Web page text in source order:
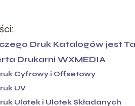
Druk Katalogów jest
Drukarni WXMEDIA
Cyfrowy i Offsetowy
UV
Ulotek i Ulotek Składanych